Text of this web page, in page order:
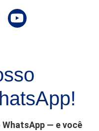
— e você